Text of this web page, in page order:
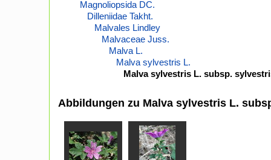
Magnoliopsida DC.
Dilleniidae Takht.
Malvales Lindley
Malvaceae Juss.
Malva L.
Malva sylvestris L.
Malva sylvestris L. subsp.
Abbildungen zu Malva sylvestris L.